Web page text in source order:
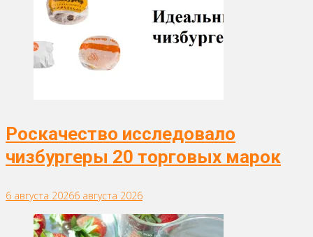
Роскачество исследовало
чизбургеры 20 торговых марок
6 августа 20266 августа 2026